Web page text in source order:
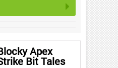
Apex
Bit Tales